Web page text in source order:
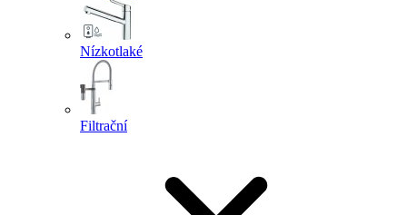
Nízkotlaké
Filtrační